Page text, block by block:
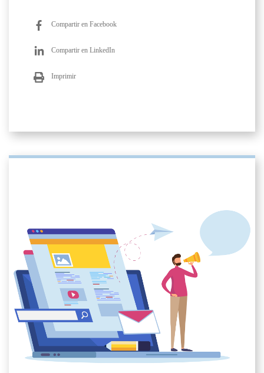
Compartir en Facebook
Compartir en LinkedIn
Imprimir